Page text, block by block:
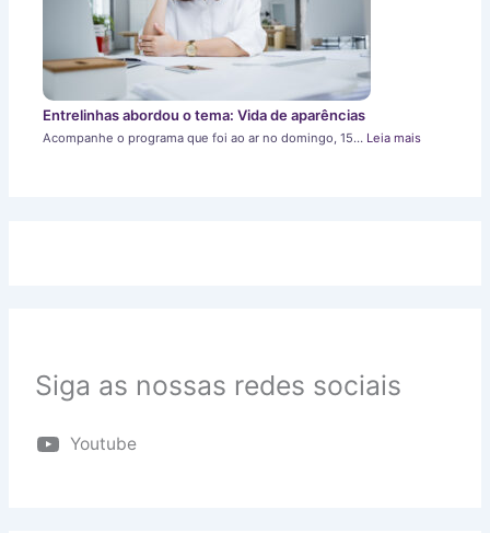
Entrelinhas abordou o tema: Vida de aparências
Acompanhe o programa que foi ao ar no domingo, 15… Leia mais
Siga as nossas redes sociais
Youtube